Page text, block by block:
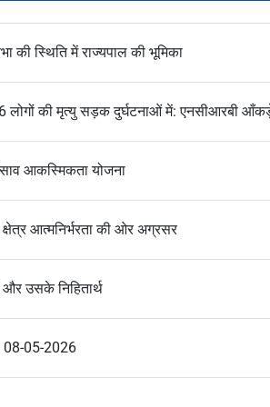
की स्थिति में राज्यपाल की भूमिका
लोगों की मृत्यु सड़क दुर्घटनाओं में: एनसीआरबी
आकस्मिकता योजना
आत्मनिर्भरता की ओर अग्रसर
उसके निहितार्थ
08-05-2026